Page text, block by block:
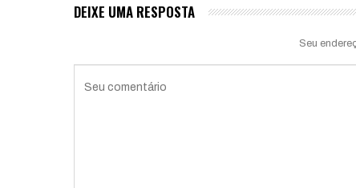
DEIXE UMA RESPOSTA
Seu